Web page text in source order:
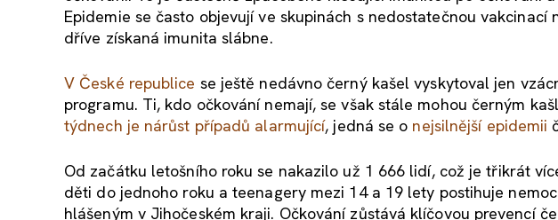
Epidemie se často objevují ve skupinách s nedostatečnou
dříve získaná imunita slábne.
V České republice se ještě nedávno černý kašel vyskytoval jen
programu. Ti, kdo očkování nemají, se však stále mohou černým
týdnech je nárůst případů alarmující, jedná se o nejsilnější epidemii
Od začátku letošního roku se nakazilo už 1 666 lidí, což je třikrát
děti do jednoho roku a teenagery mezi 14 a 19 lety postihuje
hlášeným v Jihočeském kraji. Očkování zůstává klíčovou prevencí